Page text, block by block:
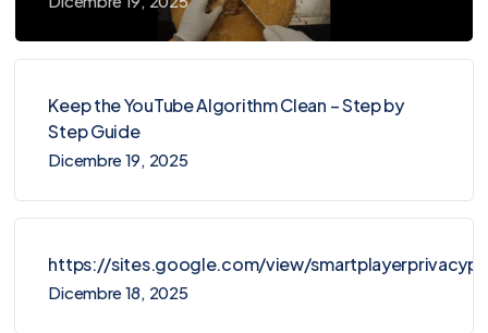
Keep the YouTube Algorithm Clean – Step by
Step Guide
Dicembre 19, 2025
https://sites.google.com/view/
Dicembre 18, 2025